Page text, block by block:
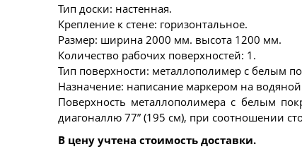
Тип доски: настенная.
Крепление к стене: горизонтальное.
Размер: ширина 2000 мм. высота 1200 мм.
Количество рабочих поверхностей: 1.
Тип поверхности: металлополимер с белым
Назначение: написание маркером на
Поверхность металлополимера с белым
диагоналлю 77” (195 см), при соотношении
В цену учтена стоимость доставки.